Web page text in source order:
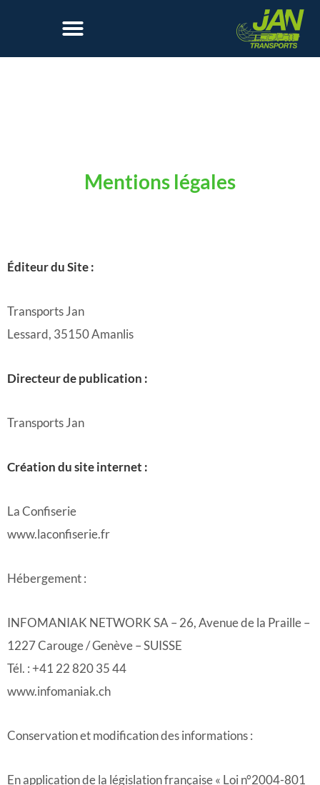
Mentions légales
Éditeur du Site :
Transports Jan
Lessard, 35150 Amanlis
Directeur de publication :
Transports Jan
Création du site internet :
La Confiserie
www.laconfiserie.fr
Hébergement :
INFOMANIAK NETWORK SA – 26, Avenue de la Praille –
1227 Carouge / Genève – SUISSE
Tél. : +41 22 820 35 44
www.infomaniak.ch
Conservation et modification des informations :
En application de la législation française « Loi n°2004-801